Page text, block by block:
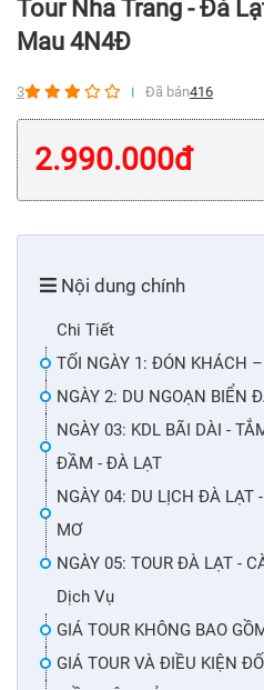
Tour Nha Trang - Đà
Mau 4N4Đ
3 Đã bán416
2.990.000đ
Nội dung chính
Chi Tiết
TỐI NGÀY 1: ĐÓN KHÁCH
NGÀY 2: DU NGOẠN BIỂN
NGÀY 03: KDL BÃI DÀI -
ĐẦM - ĐÀ LẠT
NGÀY 04: DU LỊCH ĐÀ LẠT
MƠ
NGÀY 05: TOUR ĐÀ LẠT -
Dịch Vụ
GIÁ TOUR KHÔNG BAO
GIÁ TOUR VÀ ĐIỀU KIỆN